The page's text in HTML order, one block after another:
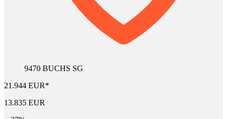
9470 BUCHS SG
21.944 EUR*
13.835 EUR